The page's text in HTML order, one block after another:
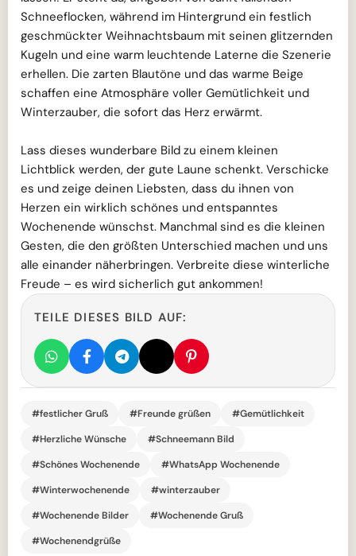
Schneeflocken, während im Hintergrund ein festlich
geschmückter Weihnachtsbaum mit seinen glitzernden
Kugeln und eine warm leuchtende Laterne die Szenerie
erhellen. Die zarten Blautöne und das warme Beige
schaffen eine Atmosphäre voller Gemütlichkeit und
Winterzauber, die sofort das Herz erwärmt.
Lass dieses wunderbare Bild zu einem kleinen
Lichtblick werden, der gute Laune schenkt. Verschicke
es und zeige deinen Liebsten, dass du ihnen von
Herzen ein wirklich schönes und entspanntes
Wochenende wünschst. Manchmal sind es die kleinen
Gesten, die den größten Unterschied machen und uns
alle einander näherbringen. Verbreite diese winterliche
Freude – es wird sicherlich gut ankommen!
TEILE DIESES BILD AUF:
#festlicher Gruß #Freunde grüßen
#Gemütlichkeit
#Herzliche Wünsche
#Schneemann Bild
#Schönes Wochenende
#WhatsApp Wochenende
#Winterwochenende
#winterzauber
#Wochenende Bilder
#Wochenende Gruß
#Wochenendgrüße